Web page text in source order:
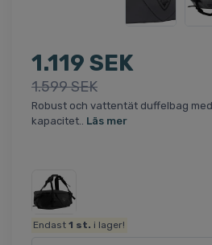
1.119 SEK
1.599 SEK
Robust och vattentät duffelbag
kapacitet.. Läs mer
Endast1 st. i lager!